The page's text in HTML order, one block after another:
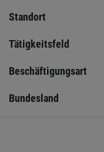
Standort
Tätigkeitsfeld
Beschäftigungsart
Bundesland